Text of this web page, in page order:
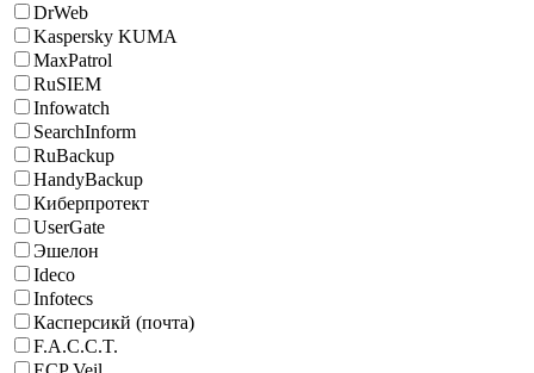
DrWeb
Kaspersky KUMA
MaxPatrol
RuSIEM
Infowatch
SearchInform
RuBackup
HandyBackup
Киберпротект
UserGate
Эшелон
Ideco
Infotecs
Касперсикй (почта)
F.A.C.C.T.